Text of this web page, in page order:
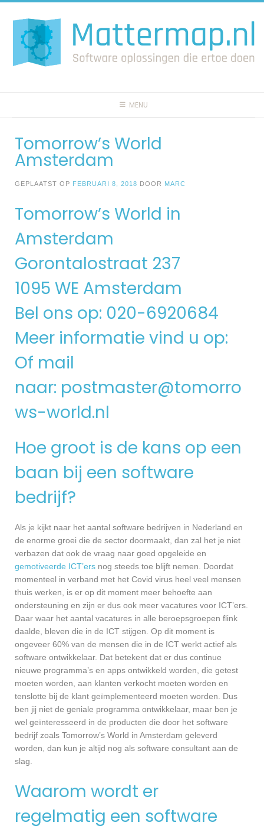
naar
inhoud
MENU
Tomorrow’s World
Amsterdam
GEPLAATST OP FEBRUARI 8, 2018 DOOR MARC
Tomorrow’s World in
Amsterdam
Gorontalostraat 237
1095 WE Amsterdam
Bel ons op: 020-6920684
Meer informatie vind u op:
Of mail
naar: postmaster@tomorro
ws-world.nl
Hoe groot is de kans op een
baan bij een software
bedrijf?
Als je kijkt naar het aantal software bedrijven in Nederland en
de enorme groei die de sector doormaakt, dan zal het je niet
verbazen dat ook de vraag naar goed opgeleide en
gemotiveerde ICT’ers nog steeds toe blijft nemen. Doordat
momenteel in verband met het Covid virus heel veel mensen
thuis werken, is er op dit moment meer behoefte aan
ondersteuning en zijn er dus ook meer vacatures voor ICT’ers.
Daar waar het aantal vacatures in alle beroepsgroepen flink
daalde, bleven die in de ICT stijgen. Op dit moment is
ongeveer 60% van de mensen die in de ICT werkt actief als
software ontwikkelaar. Dat betekent dat er dus continue
nieuwe programma’s en apps ontwikkeld worden, die getest
moeten worden, aan klanten verkocht moeten worden en
tenslotte bij de klant geïmplementeerd moeten worden. Dus
ben jij niet de geniale programma ontwikkelaar, maar ben je
wel geïnteresseerd in de producten die door het software
bedrijf zoals Tomorrow’s World in Amsterdam geleverd
worden, dan kun je altijd nog als software consultant aan de
slag.
Waarom wordt er
regelmatig een software